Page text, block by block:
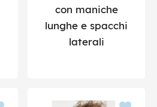
con maniche
lunghe e spacchi
laterali